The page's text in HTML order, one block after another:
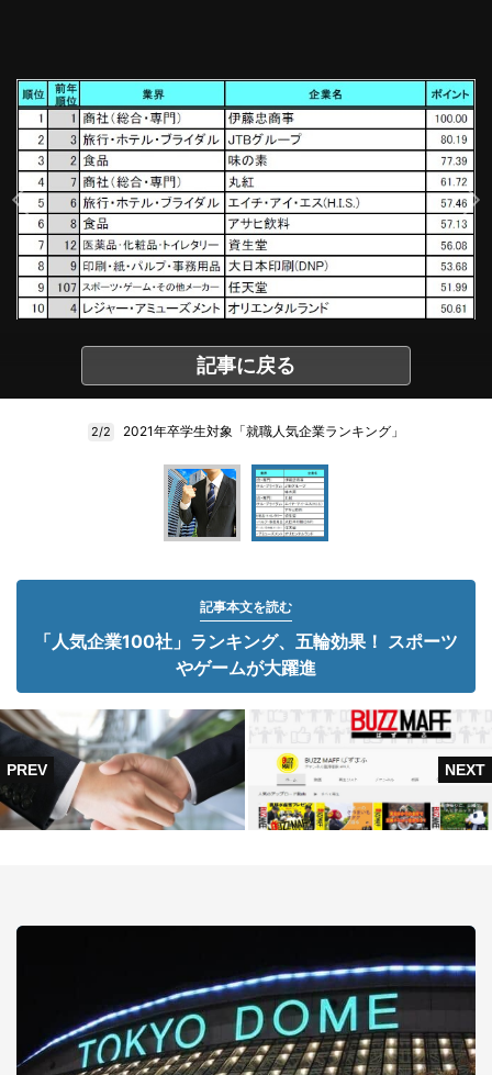
記事に戻る
2/2 2021年卒学生対象「就職人気企業ランキング」
記事本文を読む
「人気企業100社」ランキング、五輪効果！ スポーツ
やゲームが大躍進